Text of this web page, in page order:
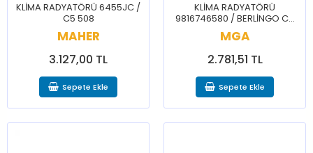
KLİMA RADYATÖRÜ 6455JC /
C5 508
MAHER
3.127,00 TL
Sepete Ekle
KLİMA RADYATÖRÜ
9816746580 / BERLİNGO C4
JUMPY DS7 3008 308 5008
508 EXPERT TRAVELLER
PARTNER RİFTER
MGA
2.781,51 TL
Sepete Ekle